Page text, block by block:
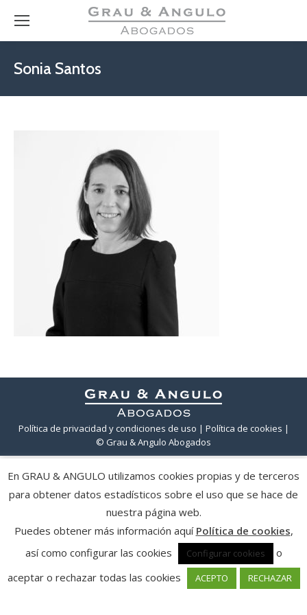
Sonia Santos
Política de privacidad y condiciones de uso | Política de cookies |
© Grau & Angulo Abogados
En GRAU & ANGULO utilizamos cookies propias y de terceros
para obtener datos estadísticos sobre el uso que se hace de
nuestra página web.
Puedes obtener más información aquí Política de cookies,
así como configurar las cookies
Configurar cookies
o
aceptar o rechazar todas las cookies
ACEPTO RECHAZAR